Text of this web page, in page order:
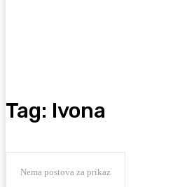
Tag: Ivona
Nema postova za prikaz